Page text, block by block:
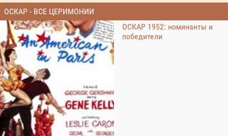
ОСКАР - ВСЕ ЦЕРИМОНИИ
ОСКАР 1952: номинанты и
победители